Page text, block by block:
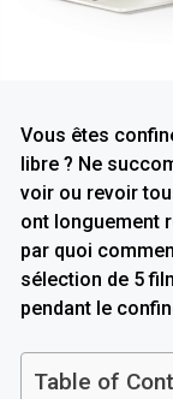
Vous êtes
libre ? Ne
voir ou revoir
ont longuement
par quoi
sélection de 5
pendant le
Table of